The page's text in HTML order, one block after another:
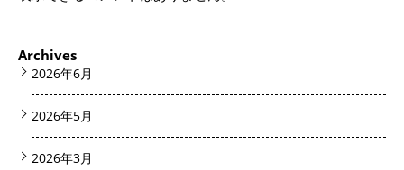
Archives
2026年6月
2026年5月
2026年3月